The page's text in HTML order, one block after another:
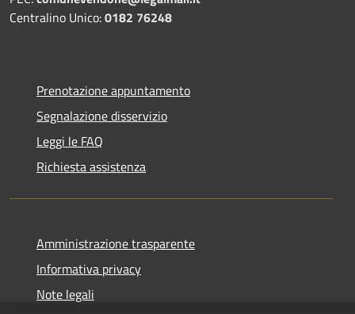
Centralino Unico:0182 76248
Prenotazione appuntamento
Segnalazione disservizio
Leggi le FAQ
Richiesta assistenza
Amministrazione trasparente
Informativa privacy
Note legali